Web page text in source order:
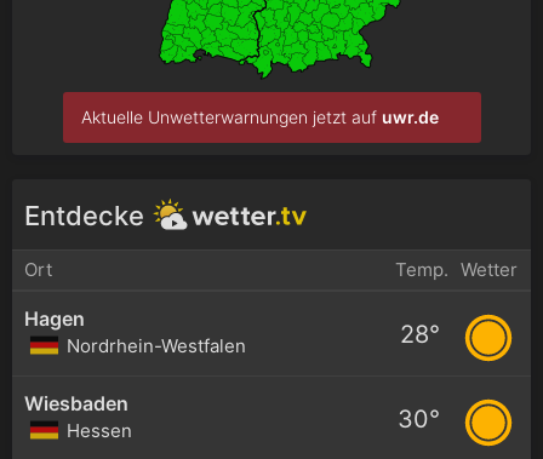
Aktuelle Unwetterwarnungen jetzt auf uwr.de
Entdecke
Ort Temp. Wetter
Hagen
Nordrhein-Westfalen 28°
Wiesbaden
Hessen 30°